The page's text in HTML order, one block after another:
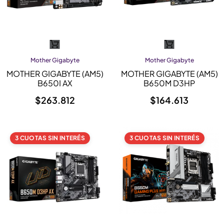
Mother Gigabyte
MOTHER GIGABYTE (AM5)
B650I AX
$263.812
Mother Gigabyte
MOTHER GIGABYTE (AM5)
B650M D3HP
$164.613
3 CUOTAS SIN INTERÉS 3 CUOTAS SIN INTERÉS